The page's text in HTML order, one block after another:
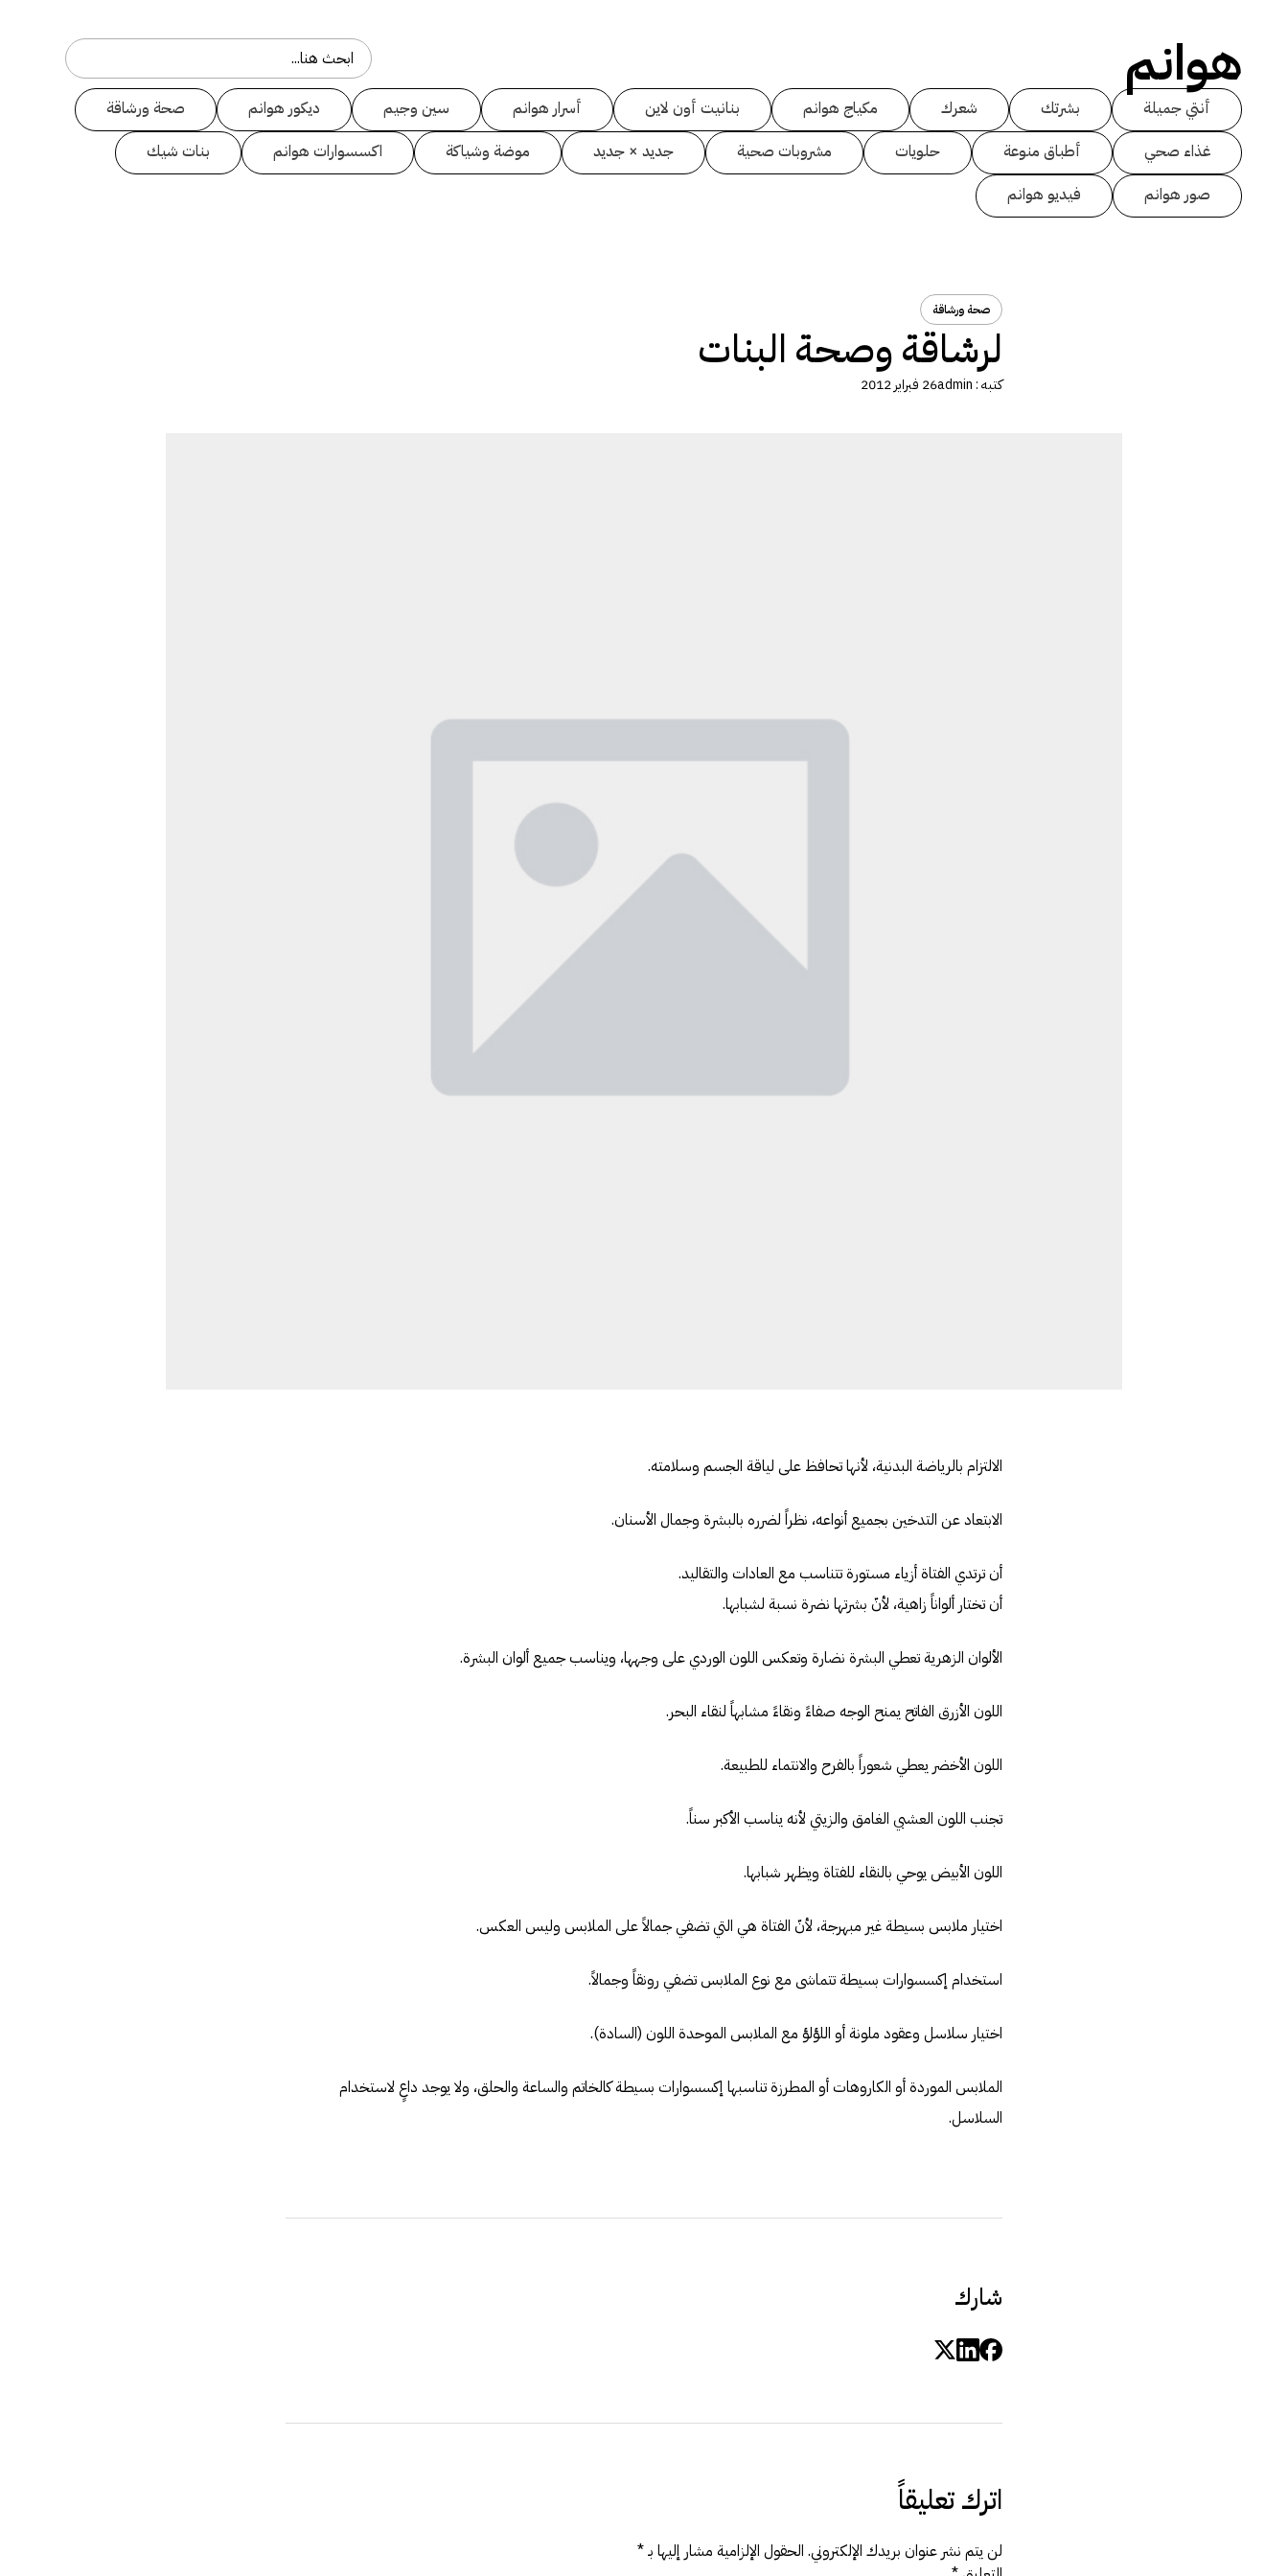
هوانم
أنتي جميلة بشرتك شعرك مكياج هوانم بنانيت أون لاين أسرار هوانم سين وجيم ديكور هوانم
صحة ورشاقة
غذاء صحي
أطباق منوعة حلويات مشروبات صحية جديد × جديد موضة وشياكة اكسسوارات هوانم
بنات شيك
صور هوانم
فيديو هوانم
صحة ورشاقة
لرشاقة وصحة البنات
كتبه :admin26 فبراير 2012
الالتزام بالرياضة البدنية، لأنها تحافظ على لياقة الجسم وسلامته.
الابتعاد عن التدخين بجميع أنواعه، نظراً لضرره بالبشرة وجمال الأسنان.
أن ترتدي الفتاة أزياء مستورة تتناسب مع العادات والتقاليد.
أن تختار ألواناً زاهية، لأنّ بشرتها نضرة نسبة لشبابها.
الألوان الزهرية تعطي البشرة نضارة وتعكس اللون الوردي على وجهها، ويناسب جميع ألوان البشرة.
اللون الأزرق الفاتح يمنح الوجه صفاءً ونقاءً مشابهاً لنقاء البحر.
اللون الأخضر يعطي شعوراً بالفرح والانتماء للطبيعة.
تجنب اللون العشبي الغامق والزيتي لأنه يناسب الأكبر سناً.
اللون الأبيض يوحي بالنقاء للفتاة ويظهر شبابها.
اختيار ملابس بسيطة غير مبهرجة، لأنّ الفتاة هي التي تضفي جمالاً على الملابس وليس العكس.
استخدام إكسسوارات بسيطة تتماشى مع نوع الملابس تضفي رونقاً وجمالاً.
اختيار سلاسل وعقود ملونة أو اللؤلؤ مع الملابس الموحدة اللون (السادة).
الملابس الموردة أو الكاروهات أو المطرزة تناسبها إكسسوارات بسيطة كالخاتم والساعة والحلق، ولا يوجد داعٍ لاستخدام
السلاسل.
شارك
اترك تعليقاً
لن يتم نشر عنوان بريدك الإلكتروني. الحقول الإلزامية مشار إليها بـ*